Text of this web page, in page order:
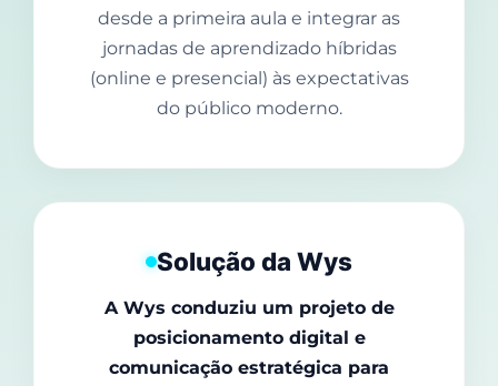
desde a primeira aula e integrar as
jornadas de aprendizado híbridas
(online e presencial) às expectativas
do público moderno.
Solução da Wys
A Wys conduziu um projeto de
posicionamento digital e
comunicação estratégica para